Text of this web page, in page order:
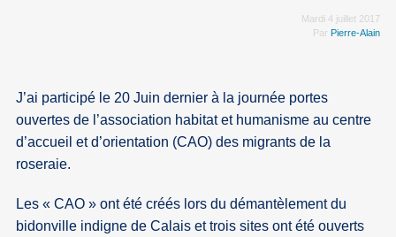
Mardi 4 juillet 2017
Par Pierre-Alain
J’ai participé le 20 Juin dernier à la journée portes
ouvertes de l’association habitat et humanisme au centre
d’accueil et d’orientation (CAO) des migrants de la
roseraie.
Les « CAO » ont été créés lors du démantèlement du
bidonville indigne de Calais et trois sites ont été ouverts